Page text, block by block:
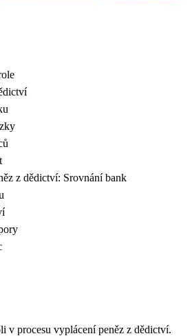
z dědictví: Srovnání bank
v procesu vyplácení peněz z dědictví.